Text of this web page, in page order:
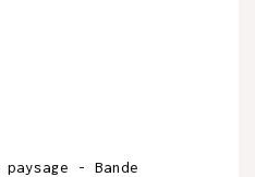
- Bande